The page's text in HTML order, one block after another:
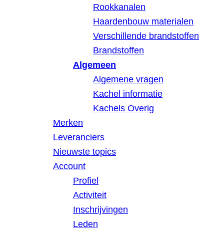
Rookkanalen
Haardenbouw materialen
Verschillende brandstoffen
Brandstoffen
Algemeen
Algemene vragen
Kachel informatie
Kachels Overig
Merken
Leveranciers
Nieuwste topics
Account
Profiel
Activiteit
Inschrijvingen
Leden